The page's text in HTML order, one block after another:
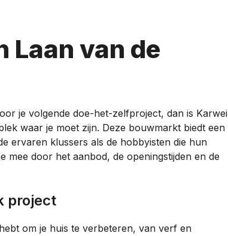
Laan van de
je volgende doe-het-zelfproject, dan is Karwei
waar je moet zijn. Deze bouwmarkt biedt een
ervaren klussers als de hobbyisten die hun
mee door het aanbod, de openingstijden en de
project
om je huis te verbeteren, van verf en